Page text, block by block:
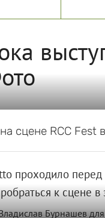
сцене RCC Fest
проходило
к сцене